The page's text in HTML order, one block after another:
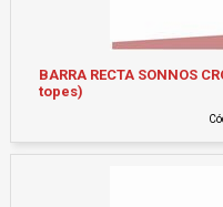
BARRA RECTA SONNOS
topes)